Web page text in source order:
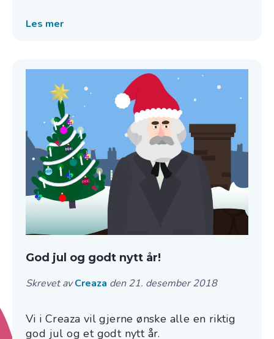
Les mer
God jul og godt nytt år!
Skrevet avCreaza den 21. desember 2018
Vi i Creaza vil gjerne ønske alle en riktig
god jul og et godt nytt år.